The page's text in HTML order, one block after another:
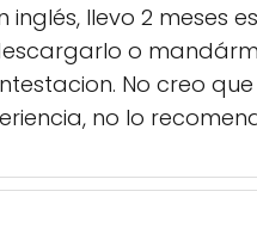
llevo 2 meses
o
No creo
no lo